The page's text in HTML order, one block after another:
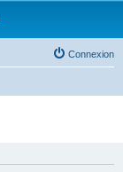
Connexion